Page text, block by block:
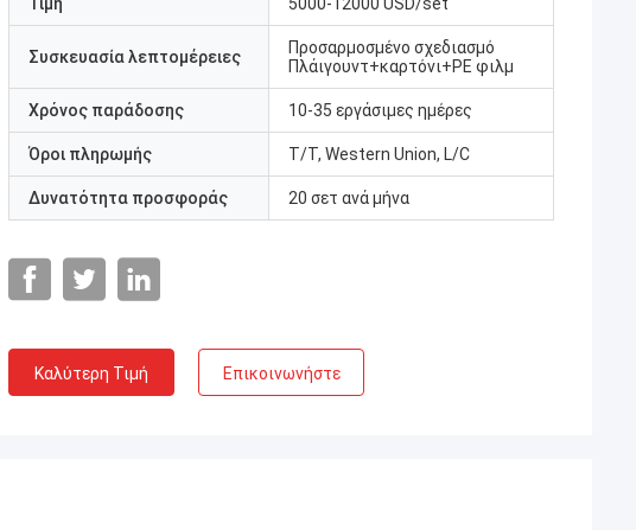
Συσκευασία λεπτομέρειες
Προσαρμοσμένο σχεδιασμό
Πλάιγουντ+καρτόνι+PE φιλμ
Χρόνος παράδοσης 10-35 εργάσιμες ημέρες
Όροι πληρωμής Τ/Τ, Western Union, L/C
Δυνατότητα προσφοράς 20 σετ ανά μήνα
Καλύτερη Τιμή Επικοινωνήστε